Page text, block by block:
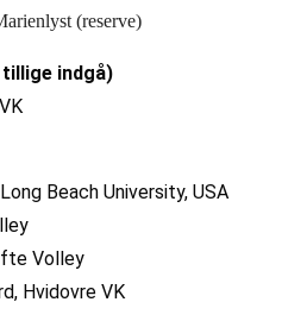
(reserve)
indgå)
Beach University, USA
Volley
Hvidovre VK